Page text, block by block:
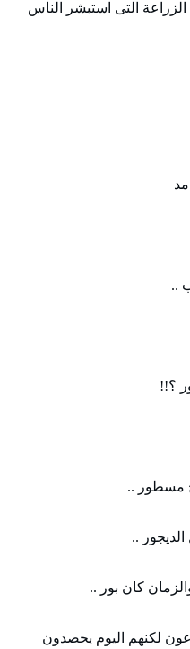
التى استبشر الناس
..
؟!!
مسطور ..
..
كان بور ..
لكنهم اليوم يحصدون